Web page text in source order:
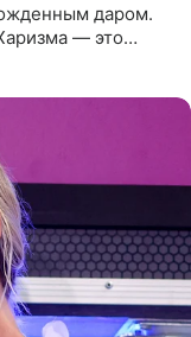
даром.
— это